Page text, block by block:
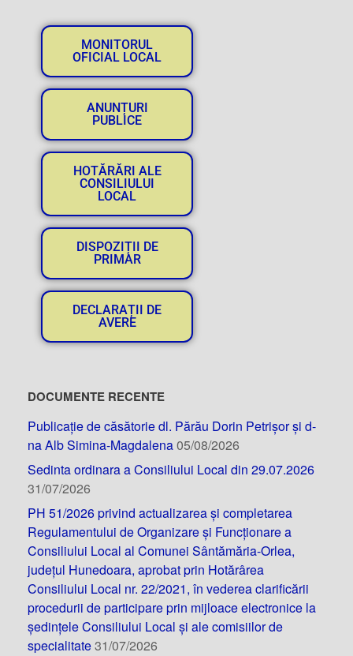
MONITORUL
OFICIAL LOCAL
ANUNȚURI
PUBLICE
HOTĂRĂRI ALE
CONSILIULUI
LOCAL
DISPOZIȚII DE
PRIMAR
DECLARAȚII DE
AVERE
DOCUMENTE RECENTE
Publicație de căsătorie dl. Părău Dorin Petrișor și d-
na Alb Simina-Magdalena05/08/2026
Sedinta ordinara a Consiliului Local din 29.07.2026
31/07/2026
PH 51/2026 privind actualizarea și completarea
Regulamentului de Organizare și Funcționare a
Consiliului Local al Comunei Sântămăria-Orlea,
județul Hunedoara, aprobat prin Hotărârea
Consiliului Local nr. 22/2021, în vederea clarificării
procedurii de participare prin mijloace electronice la
ședințele Consiliului Local și ale comisiilor de
specialitate31/07/2026